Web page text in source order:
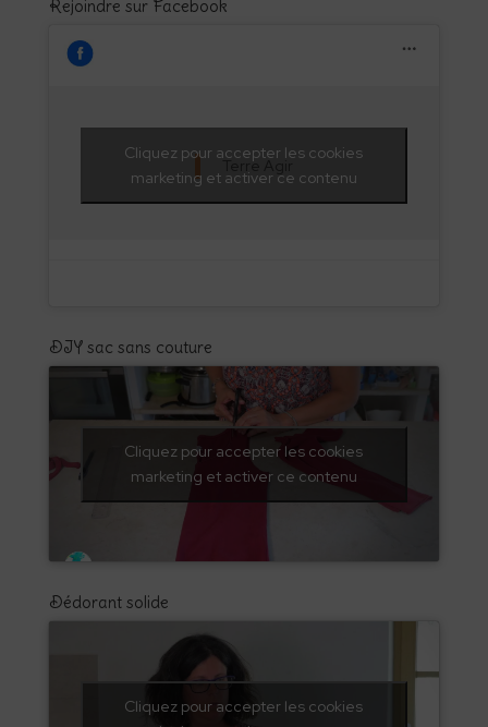
Rejoindre sur Facebook
Terre Agir
Cliquez pour accepter les cookies
marketing et activer ce contenu
DIY sac sans couture
Cliquez pour accepter les cookies
marketing et activer ce contenu
Dédorant solide
Cliquez pour accepter les cookies